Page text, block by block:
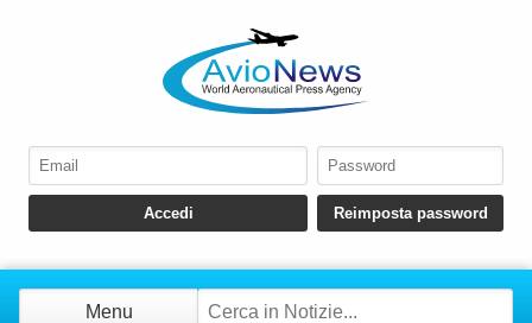
Menu